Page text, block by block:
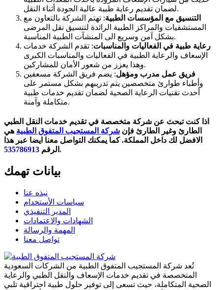
لضمان تقديم رعاية طبية عالية الجودة أثناء النقل.
التنسيق مع المؤسسات الطبية: تهتم الشركة بالتعاون مع
المستشفيات والمراكز الطبية الرائدة لتنسيق نقل المرضى
بشكل آمن وسريع الى المنشآت الطبية المناسبة.
رعاية طبية في الفعاليات والمناسبات: تقدم الشركة خدمات
الإسعاف والرعاية الطبية في الفعاليات والمناسبات الكبرى
وهذا يعزز من شعور الأمان للمشاركين.
فريق عمل مدرب ومؤهل: يضم فريق الشركة مسعفين
وأطباء طوارئ متخصصين يتم تدريبهم بشكل مستمر على
أحدث تقنيات الرعاية الصحية لضمان تقديم خدمات طبية
متكاملة وآمنة.
اذا كنت تبحث عن شركة متخصصة في تقديم خدمات النقل الطبي
الطارئ وغير الطارئ فإن شركة المستجيب المتفوق الطبية هي
الافضل لك داخل المملكة. كما يمكنك التواصل معنا ايضا عبر هذا
الرقم 535786913 .
بيانات تهمك
نبذه عنا
سياسات الأستخدام
المدير التنفيذي
الشهادات والاعتمادات
المهمة والرسالة
تواصل معنا
تُعد شركة المستجيب المتفوق الطبية من الشركات السعودية
المتخصصة في تقديم خدمات الإسعاف والنقل الطبي والرعاية
الصحية المتكاملة، حيث تسعى إلى توفير حلول طبية احترافية تلبي